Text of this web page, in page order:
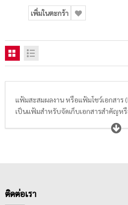
เพิ่มในตะกร้า
แฟ้มสะสมผลงาน หรือแฟ้มโชว์เอกสาร
เป็นแฟ้มสำหรับจัดเก็บเอกสารสำคัญห
การเจาะกระดาษทำให้เอกสารเสียหา
เป็นแฟ้มห่วงกลมหรือแฟ้มห่วงตัว D มีตั้ง
Durastrib หนาพิเศษ ทำให้ซองใสของแ
ติดต่อเรา